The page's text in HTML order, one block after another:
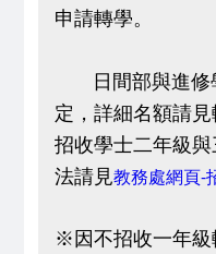
申請轉學。
日間部與進修
定，詳細名額請
招收學士二年級
法請見教務處網頁-
※因不招收一年級